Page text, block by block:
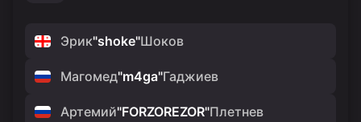
Эрик"shoke"Шоков
Магомед"m4ga"Гаджиев
Артемий"FORZOREZOR"Плетнев